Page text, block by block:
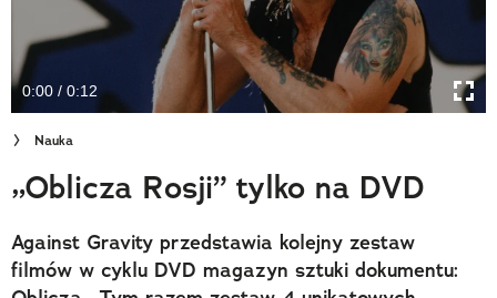
Newsletter
Cuda Polski
Wielki Konkurs Fotograficzny
Trendbook Podróżniczy
Polecane
0:00 / 0:12
Nauka
„Oblicza Rosji” tylko na DVD
Against Gravity przedstawia kolejny zestaw
filmów w cyklu DVD magazyn sztuki dokumentu: